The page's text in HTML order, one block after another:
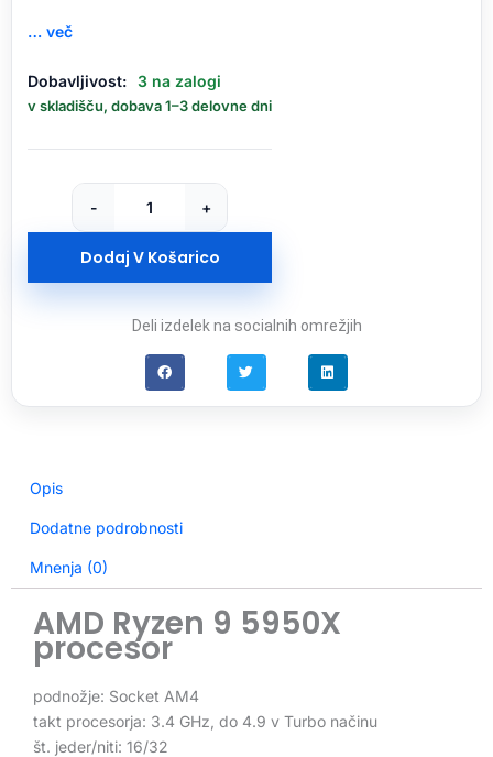
… več
Dobavljivost: 3 na zalogi
v skladišču, dobava 1–3 delovne dni
-
5950X
+
Dodaj V Košarico
Deli izdelek na socialnih omrežjih
Opis
Dodatne podrobnosti
Mnenja (0)
AMD Ryzen 9 5950X
procesor
podnožje: Socket AM4
takt procesorja: 3.4 GHz, do 4.9 v Turbo načinu
št. jeder/niti: 16/32